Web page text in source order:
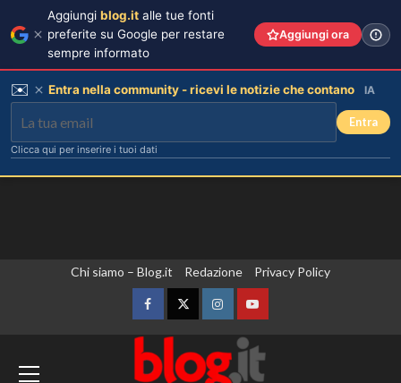
Chi siamo – Blog.it Redazione Privacy Policy
FacebookTwitterInstagramYouTube
Aggiungi blog.it alle tue fonti
preferite su Google per restare
sempre informato
Aggiungi ora
✉️ Entra nella community - ricevi le notizie che contano IA
Entra
Clicca qui per inserire i tuoi dati